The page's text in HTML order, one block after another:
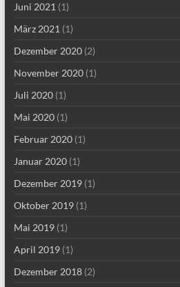
Juni 2021 (1)
März 2021 (1)
Dezember 2020(2)
November 2020(1)
Juli 2020(1)
Mai 2020(1)
Februar 2020(1)
Januar 2020(1)
Dezember 2019(1)
Oktober 2019(1)
Mai 2019(1)
April 2019(1)
Dezember 2018(2)